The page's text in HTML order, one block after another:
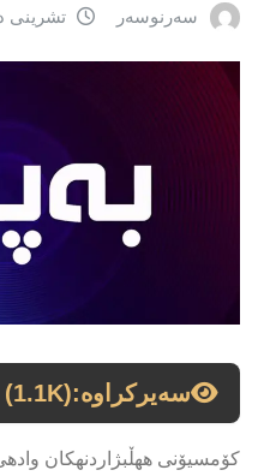
سەرنوسەر تشرینی
سەیرکراوە:(1.1K)
كۆمسیۆنى ههڵبژاردنهكان